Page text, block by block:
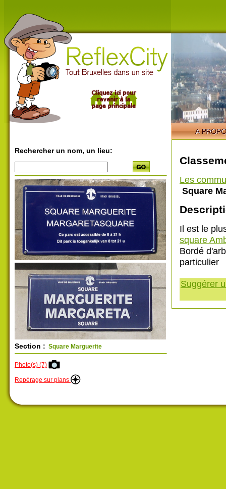
Rechercher un nom, un lieu:
Section : Square Marguerite
Photo(s) (7)
Repérage sur plans
Les
Square
Il est le
square
Bordé
particulier
Suggérer